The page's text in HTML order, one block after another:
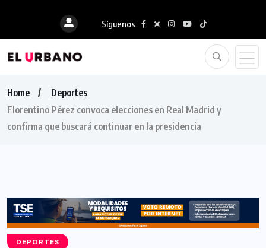
Síguenos
Home
Deportes
Florentino Pérez convoca elecciones en Real Madrid y
confirma que buscará continuar en la presidencia
DEPORTES